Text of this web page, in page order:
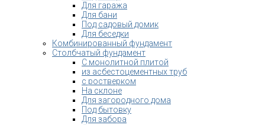
Для гаража
Для бани
Под садовый домик
Для беседки
Комбинированный фундамент
Столбчатый фундамент
С монолитной плитой
из асбестоцементных труб
с ростверком
На склоне
Для загородного дома
Под бытовку
Для забора